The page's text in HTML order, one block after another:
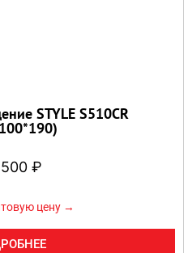
STYLE S510CR
₽
цену →